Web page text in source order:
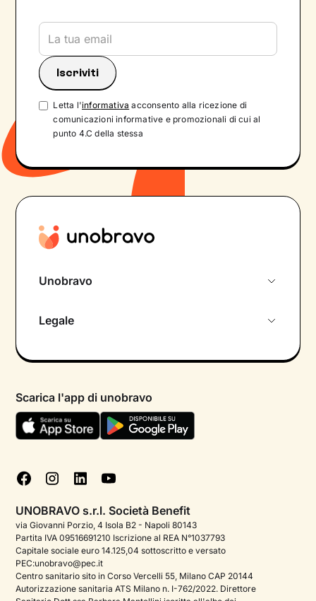
Letta l'informativa acconsento alla ricezione di
comunicazioni informative e promozionali di cui al
punto 4.C della stessa
Unobravo
Psicologo in chat
Aiuto urgente
FAQ
Podcast di psicologia
Corporate
Psicologo italiano all'estero
Legale
Termini e condizioni
Informativa Privacy
Cookie policy
Gestisci cookie
Scarica l'app di unobravo
UNOBRAVO s.r.l. Società Benefit
via Giovanni Porzio, 4 Isola B2 - Napoli 80143
Partita IVA 09516691210 Iscrizione al REA N°1037793
Capitale sociale euro 14.125,04 sottoscritto e versato
PEC:unobravo@pec.it
Centro sanitario sito in Corso Vercelli 55, Milano CAP 20144
Autorizzazione sanitaria ATS Milano n. I-762/2022. Direttore